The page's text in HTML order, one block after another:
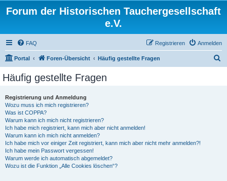
Forum der Historischen Tauchergesellschaft
e.V.
FAQ Anmelden
Registrieren
Portal Foren-Übersicht Häufig gestellte Fragen
Häufig gestellte Fragen
Registrierung und Anmeldung
Wozu muss ich mich registrieren?
Was ist COPPA?
Warum kann ich mich nicht registrieren?
Ich habe mich registriert, kann mich aber nicht anmelden!
Warum kann ich mich nicht anmelden?
Ich habe mich vor einiger Zeit registriert, kann mich aber nicht mehr anmelden?!
Ich habe mein Passwort vergessen!
Warum werde ich automatisch abgemeldet?
Wozu ist die Funktion „Alle Cookies löschen“?